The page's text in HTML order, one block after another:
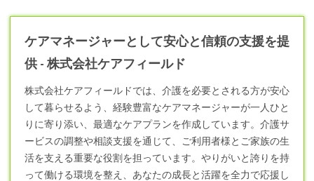
ケアマネージャーとして安心と信頼の支援を提
供 - 株式会社ケアフィールド
株式会社ケアフィールドでは、介護を必要とされる方が安心
して暮らせるよう、経験豊富なケアマネージャーが一人ひと
りに寄り添い、最適なケアプランを作成しています。介護サ
ービスの調整や相談支援を通じて、ご利用者様とご家族の生
活を支える重要な役割を担っています。やりがいと誇りを持
って働ける環境を整え、あなたの成長と活躍を全力で応援し